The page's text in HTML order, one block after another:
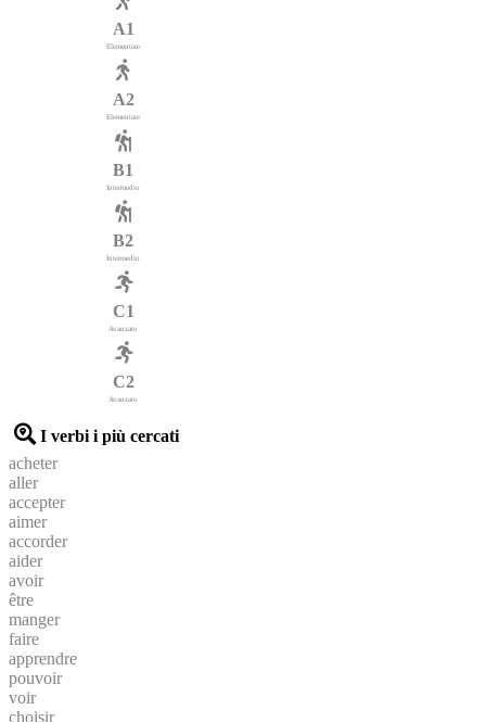
A1
Elementare
A2
Elementare
B1
Intermedio
B2
Intermedio
C1
Avanzato
C2
Avanzato
I verbi i più cercati
acheter
aller
accepter
aimer
accorder
aider
avoir
être
manger
faire
apprendre
pouvoir
voir
choisir